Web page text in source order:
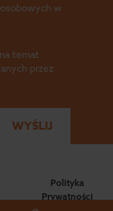
w
temat
przez
Polityka
Prywatności